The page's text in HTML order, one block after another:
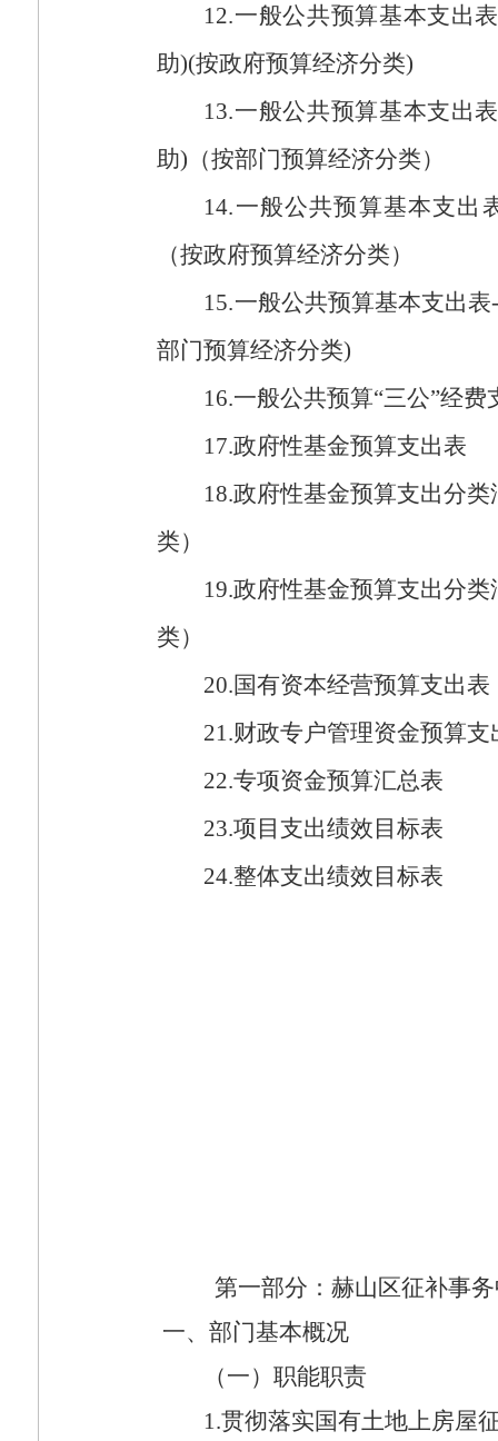
12.一般公共预算基本支出
助)(按政府预算经济分类)
13.一般公共预算基本支出
助) （按部门预算经济分类）
14.一般公共预算基本支出
（按政府预算经济分类）
15.一般公共预算基本支出表
部门预算经济分类)
16.一般公共预算“三公”经费
17.政府性基金预算支出表
18.政府性基金预算支出分
类）
19.政府性基金预算支出分
类）
20.国有资本经营预算支出表
21.财政专户管理资金预算支
22.专项资金预算汇总表
23.项目支出绩效目标表
24.整体支出绩效目标表
第一部分：赫山区征补事
一、部门基本概况
（一）职能职责
1.贯彻落实国有土地上房屋